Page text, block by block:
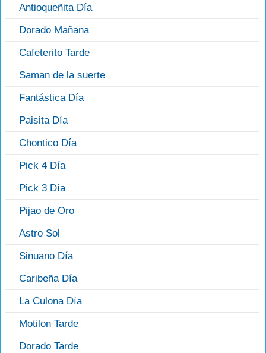
Antioqueñita Día
Dorado Mañana
Cafeterito Tarde
Saman de la suerte
Fantástica Día
Paisita Día
Chontico Día
Pick 4 Día
Pick 3 Día
Pijao de Oro
Astro Sol
Sinuano Día
Caribeña Día
La Culona Día
Motilon Tarde
Dorado Tarde